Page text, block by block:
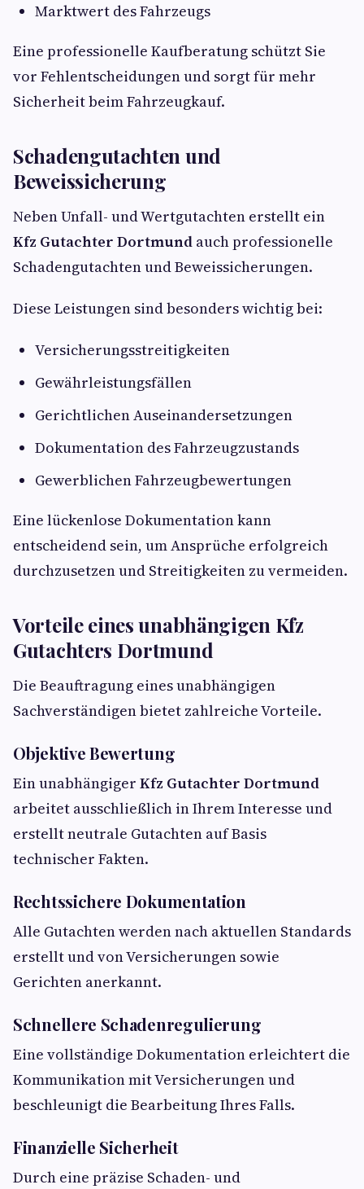
Marktwert des Fahrzeugs
Eine professionelle Kaufberatung schützt Sie
vor Fehlentscheidungen und sorgt für mehr
Sicherheit beim Fahrzeugkauf.
Schadengutachten und
Beweissicherung
Neben Unfall- und Wertgutachten erstellt ein
Kfz Gutachter Dortmund auch professionelle
Schadengutachten und Beweissicherungen.
Diese Leistungen sind besonders wichtig bei:
Versicherungsstreitigkeiten
Gewährleistungsfällen
Gerichtlichen Auseinandersetzungen
Dokumentation des Fahrzeugzustands
Gewerblichen Fahrzeugbewertungen
Eine lückenlose Dokumentation kann
entscheidend sein, um Ansprüche erfolgreich
durchzusetzen und Streitigkeiten zu vermeiden.
Vorteile eines unabhängigen Kfz
Gutachters Dortmund
Die Beauftragung eines unabhängigen
Sachverständigen bietet zahlreiche Vorteile.
Objektive Bewertung
Ein unabhängiger Kfz Gutachter Dortmund
arbeitet ausschließlich in Ihrem Interesse und
erstellt neutrale Gutachten auf Basis
technischer Fakten.
Rechtssichere Dokumentation
Alle Gutachten werden nach aktuellen Standards
erstellt und von Versicherungen sowie
Gerichten anerkannt.
Schnellere Schadenregulierung
Eine vollständige Dokumentation erleichtert die
Kommunikation mit Versicherungen und
beschleunigt die Bearbeitung Ihres Falls.
Finanzielle Sicherheit
Durch eine präzise Schaden- und